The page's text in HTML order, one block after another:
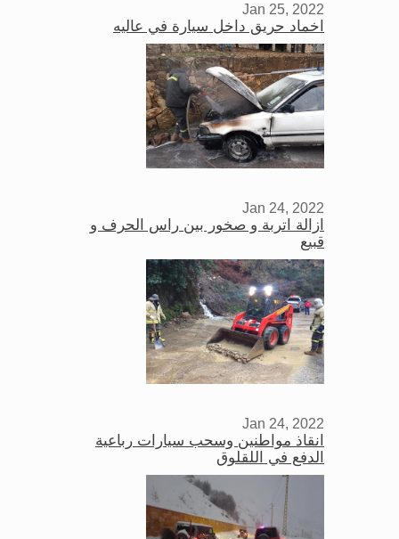
Jan 25, 2022
اخماد حريق داخل سيارة في عاليه
Jan 24, 2022
ازالة اتربة و صخور بين راس الحرف و
قبيع
Jan 24, 2022
انقاذ مواطنين وسحب سيارات رباعية
الدفع في اللقلوق